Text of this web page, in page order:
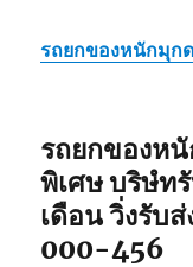
รถยกของหนักมุก
รถยกของห
พิเศษ บริษํท
เดือน วิ่งรับ
000-456